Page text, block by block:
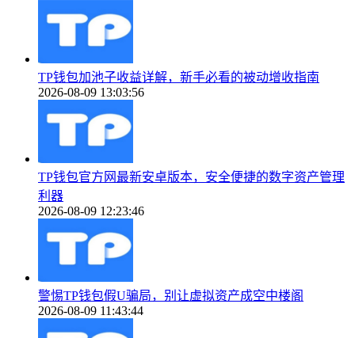
TP钱包加池子收益详解，新手必看的被动增收指南
2026-08-09 13:03:56
TP钱包官方网最新安卓版本，安全便捷的数字资产管理
利器
2026-08-09 12:23:46
警惕TP钱包假U骗局，别让虚拟资产成空中楼阁
2026-08-09 11:43:44